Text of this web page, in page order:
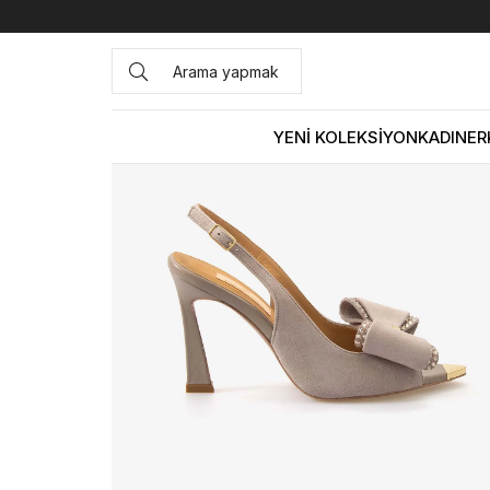
YENİ KOLEKSİYONKADIN
Anasayfa KADIN AYAKKABI Gece&Abiye Hawen